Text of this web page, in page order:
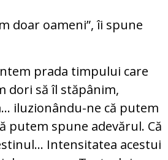
doar oameni”, îi spune
prada timpului care
dori să îl stăpânim,
iluzionându-ne că putem
putem spune adevărul. Că
Intensitatea acestui